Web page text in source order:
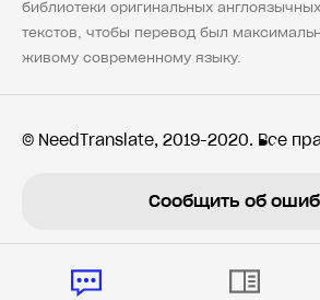
библиотеки оригинальных
текстов, чтобы перевод был
живому современному языку.
© NeedTranslate, 2019-2020. Все
Сообщить об